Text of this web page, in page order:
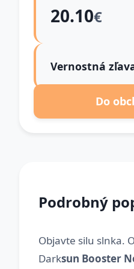
20.10€
Vernostná
Do
Podrobný
Objavte silu slnka.
Darksun Booster